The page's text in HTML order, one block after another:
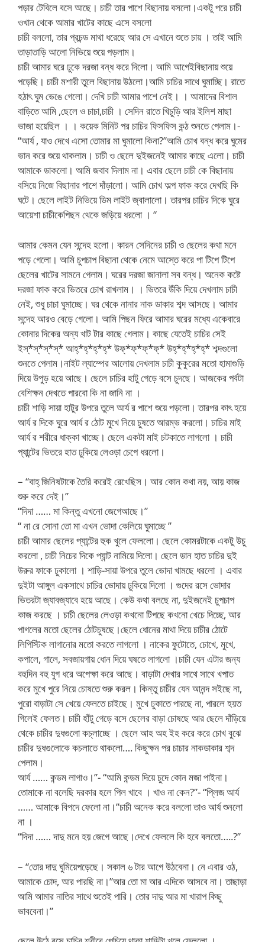
পড়ার টেবিলে বসে আছে। চাচী তার পাশে বিছানায় বসলো।একটু পরে চাচী
ওখান থেকে আমার খাটের কাছে এসে বসলো
চাচী বললো, তার প্রচন্ড মাথা ধরেছে আর সে এখানে শুতে চায় । তাই আমি
তাড়াতাড়ি আলো নিভিয়ে শুয়ে পড়লাম।
চাচী আমার ঘরে ঢুকে দরজা বন্ধ করে দিলো। আমি আগেইবিছানায় শুয়ে
পড়েছি। চাচী মশারী তুলে বিছানায় উঠলো।আমি চাচির সাথে ঘুমাচ্ছি। রাতে
হঠাৎ ঘুম ভেঙে গেলো। দেখি চাচী আমার পাশে নেই। । আমাদের বিশাল
বাড়িতে আমি ,ছেলে ও চাচা,চাচী । সেদিন রাতে খিচুড়ি আর ইলিশ মাছা
ভাজা হয়েছিল । । কয়েক মিনিট পর চাচির ফিসফিস কন্ঠ শুনতে পেলাম।-
“আর্য , যাও দেখে এসো তোমার মা ঘুমালো কিনা?”আমি চোখ বন্ধ করে ঘুমের
ভান করে শুয়ে থাকলাম। চাচী ও ছেলে দুইজনেই আমার কাছে এলো। চাচী
আমাকে ডাকলো। আমি জবাব দিলাম না। এবার ছেলে চাচী কে বিছানায়
বসিয়ে নিজে বিছানার পাশে দাঁড়ালো। আমি চোখ অল্প ফাক করে দেখছি কি
ঘটে। ছেলে লাইট নিভিয়ে ডিম লাইট জ্বালালো। তারপর চাচির দিকে ঘুরে
আয়েশা চাচীকেপিছন থেকে জড়িয়ে ধরলো । “
আমার কেমন যেন সন্দেহ হলো। কারন সেদিনের চাচী ও ছেলের কথা মনে
পড়ে গেলো। আমি চুপচাপ বিছানা থেকে নেমে আস্তে করে পা টিপে টিপে
ছেলের খাটের সামনে গেলাম। ঘরের দরজা জানালা সব বন্ধ। অনেক কষ্টে
দরজা ফাক করে ভিতরে চোখ রাখলাম। । ভিতরে উঁকি দিয়ে দেখলাম চাচী
নেই, শুধু চাচা ঘুমাচ্ছে। ঘর থেকে নানার নাক ডাকার শব্দ আসছে। আমার
সন্দেহ আরও বেড়ে গেলো। আমি পিছন ফিরে আমার ঘরের মধ্যে একেবারে
কোনার দিকের অন্য খাট টার কাছে গেলাম। কাছে যেতেই চাচির সেই
ইস্*স্*স্*স্* আহ্*হ্*হ্*হ্* উফ্*ফ্*ফ্*ফ্* উহ্*হ্*হ্*হ্* শব্দগুলো
শুনতে পেলাম।নাইট ল্যাম্পের আলোয় দেখলাম চাচী কুকুরের মতো হামাগুড়ি
দিয়ে উপুড় হয়ে আছে। ছেলে চাচির হাটু গেড়ে বসে চুদছে। আজকের পর্বটা
বেশিক্ষন দেখতে পারবো কি না জানি না ।
চাচী শাড়ি সায়া হাটুর উপরে তুলে আর্য র পাশে শুয়ে পড়লো। তারপর কাৎ হয়ে
আর্য র দিকে ঘুরে আর্য র ঠোট মুখে নিয়ে চুষতে আরম্ভ করলো। চাচির মাই
আর্য র শরীরে ধাক্কা খাচ্ছে। ছেলে একটা মাই চটকাতে লাগলো । চাচী
প্যান্টের ভিতরে হাত ঢুকিয়ে লেওড়া চেপে ধরলো।
– “বাহ্ জিনিষটাকে তৈরি করেই রেখেছিস। আর কোন কথা নয়, আয় কাজ
শুরু করে দেই।”
“দিদা …… মা কিন্তু এখনো জেগেআছে।”
“ না রে সোনা তো মা এখন ভোদা কেলিয়ে ঘুমাচ্ছে ”
চাচী আমার ছেলের প্যান্টের হুক খুলে ফেললো। ছেলে কোমরটাকে একটু উচু
করলো , চাচী নিচের দিকে প্যান্ট নামিয়ে দিলো। ছেলে ডান হাত চাচির দুই
উরুর ফাকে ঢুকালো । শাড়ি-সায়া উপরে তুলে ভোদা খামছে ধরলো । এবার
দুইটা আঙ্গুল একসাথে চাচির ভোদায় ঢুকিয়ে দিলো । গুদের রসে ভোদার
ভিতরটা জ্যাবজ্যাবে হয়ে আছে। কেউ কথা বলছে না, দুইজনেই চুপচাপ
কাজ করছে । চাচী ছেলের লেওড়া কখনো টিপছে কখনো খেচে দিচ্ছে, আর
পাগলের মতো ছেলের ঠোটচুষছে।ছেলে ধোনের মাথা দিয়ে চাচীর ঠোটে
লিপিস্টিক লাগানোর মতো করতে লাগলো । নাকের ফুটোতে, চোখে, মুখে,
কপালে, গালে, সবজায়গায় ধোন দিয়ে ঘষতে লাগলো ।চাচী যেন এটার জন্য
বহুদিন বহু যুগ ধরে অপেক্ষা করে আছে। বাড়াটা দেখার সাথে সাথে খপাত
করে মুখে পুরে নিয়ে চোষতে শুরু করল। কিন্তু চাচীর যেন আনন্দ সইছে না,
পুরো বাড়াটা সে খেয়ে ফেলতে চাইছে। মুখে ঢুকাতে পারছে না, পারলে হয়ত
গিলেই ফেলত। চাচী হাঁটু গেড়ে বসে ছেলের বাড়া চোষছে আর ছেলে দাঁড়িয়ে
থেকে চাচীর দুধগুলো কচ্লাচ্ছে । ছেলে আহ অহ ইহ করে করে চোখ বুঝে
চাচীর দুধগুলোকে কচলাতে থাকলো…. কিছুক্ষন পর চাচার নাকডাকার শব্দ
পেলাম।
আর্য …… কন্ডম লাগাও।”- “আমি কন্ডম দিয়ে চুদে কোন মজা পাইনা।
তোমাকে না বলেছি দরকার হলে পিল খাবে । খাও না কেন?”- “প্লিজ আর্য
…… আমাকে বিপদে ফেলো না।”চাচী অনেক করে বললো তাও আর্য শুনলো
না ।
“দিদা …… দাদু মনে হয় জেগে আছে।দেখে ফেললে কি হবে বলতো…..?”
– “তোর দাদু ঘুমিয়েপড়েছে। সকাল ৬ টার আগে উঠবেনা। নে এবার ওঠ,
আমাকে চোদ, আর পারছি না।”আর তো মা আর এদিকে আসবে না। তাছাড়া
আমি আমার নাতির সাথে শুতেই পারি। তোর দাদু আর মা খারাপ কিছু
ভাববেনা।”